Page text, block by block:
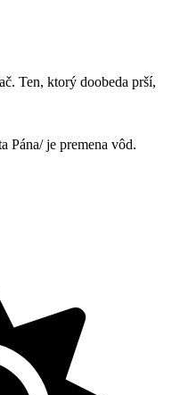
Ten, ktorý doobeda prší,
Pána/ je premena vôd.